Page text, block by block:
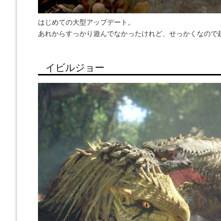
はじめての大型アップデート。
あれからすっかり遊んでなかったけれど、せっかくなので
イビルジョー